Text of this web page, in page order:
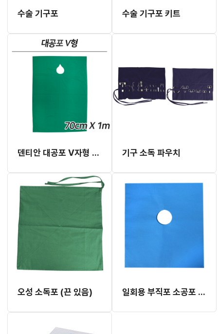
수술 기구포 수술 기구포 키트
덴티안 대공포 V자형 (70cm x 1m) 기구 소독 파우치
오성 소독포 (끈 있음) 일회용 부직포 소공포 (국산)